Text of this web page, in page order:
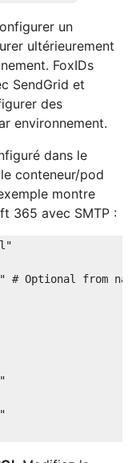
un
ultérieurement
FoxIDs
SendGrid et
des
environnement.
dans le
conteneur/pod
montre
365 avec SMTP :
# Optional from